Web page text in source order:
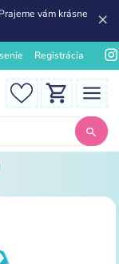
vám krásne
Registrácia